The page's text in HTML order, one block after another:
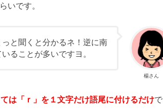
いです。
楊さん
と聞くと分かるネ！逆に南
ることが多いですヨ。
は「ｒ」を１文字だけ語尾に付けるだけで